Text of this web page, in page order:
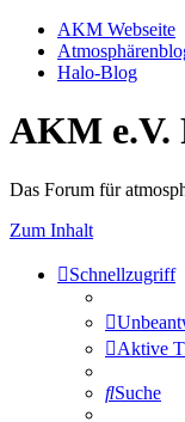
AKM Webseite
Halo-Blog
AKM e.V.
Das Forum für
Zum Inhalt
Schnellzugriff
Aktive
Suche